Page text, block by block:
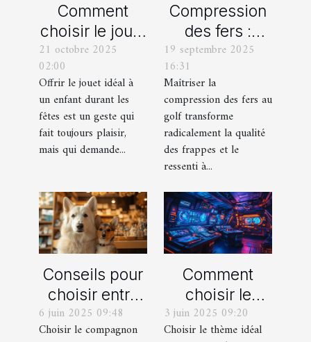
Comment
choisir le jouet
parfait pour
chaque âge
durant les
fêtes ?
21 octobre 2025
02:00
Offrir le jouet idéal à
un enfant durant les
fêtes est un geste qui
fait toujours plaisir,
mais qui demande...
Compression
des fers :
comment
obtenir des
frappes plus
solides ?
19 septembre 2025
16:31
Maîtriser la
compression des fers au
golf transforme
radicalement la qualité
des frappes et le
ressenti à...
Conseils pour
choisir entre
un berger
blanc suisse
6 juin 2025 09:48
Choisir le compagnon
Comment
choisir le
thème parfait
pour votre
3 juin 2025 09:20
Choisir le thème idéal